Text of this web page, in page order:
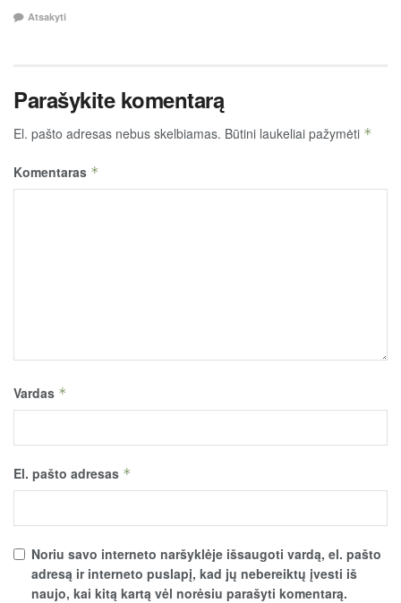
Atsakyti
Parašykite komentarą
El. pašto adresas nebus skelbiamas. Būtini laukeliai pažymėti *
Komentaras *
Vardas *
El. pašto adresas *
Noriu savo interneto naršyklėje išsaugoti vardą, el. pašto
adresą ir interneto puslapį, kad jų nebereiktų įvesti iš
naujo, kai kitą kartą vėl norėsiu parašyti komentarą.